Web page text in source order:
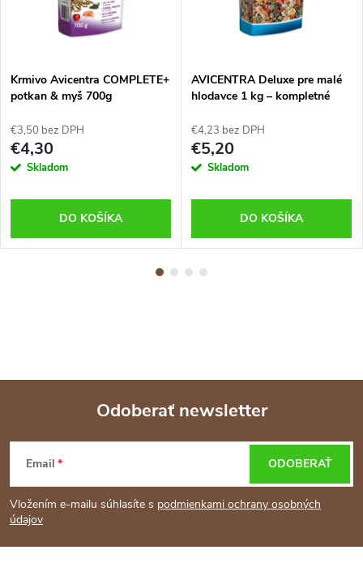
Krmivo Avicentra COMPLETE+
potkan & myš 700g
€3,50 bez DPH
€4,30
Skladom
DO KOŠÍKA
AVICENTRA Deluxe pre malé
hlodavce 1 kg – kompletné
€4,23 bez DPH
€5,20
Skladom
DO KOŠÍKA
Z
á
p
Odoberať newsletter
Email
Vložením e-mailu súhlasíte s podmienkami ochrany osobných
údajov
ODOBERAŤ